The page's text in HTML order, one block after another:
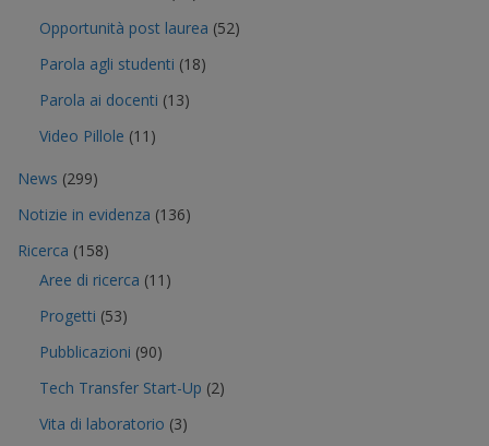
Opportunità post laurea (52)
Parola agli studenti (18)
Parola ai docenti (13)
Video Pillole (11)
News (299)
Notizie in evidenza (136)
Ricerca (158)
Aree di ricerca (11)
Progetti (53)
Pubblicazioni (90)
Tech Transfer Start-Up (2)
Vita di laboratorio (3)